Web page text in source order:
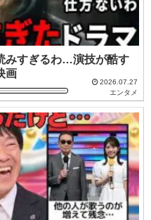
みすぎるわ…演技が酷す
画
2026.07.27
エンタメ